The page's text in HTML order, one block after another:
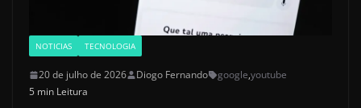
NOTICIAS TECNOLOGIA
20 de julho de 2026 Diogo Fernando google,youtube
5 min Leitura